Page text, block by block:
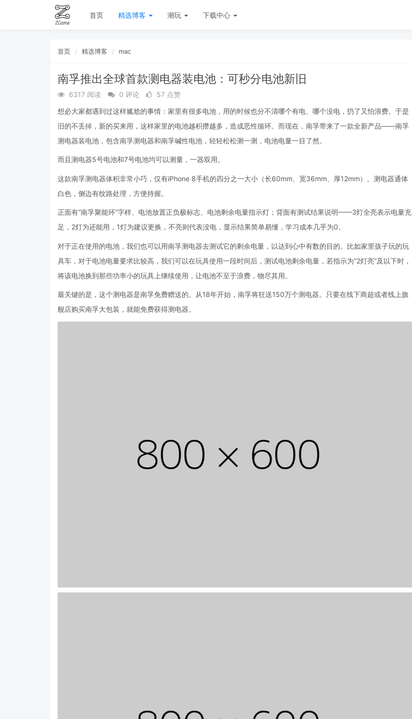
首页 精选博客 潮玩 下载中心
首页 精选博客 mac
南孚推出全球首款测电器装电池：可秒分电池新旧
6317 阅读 0 评论
57 点赞
想必大家都遇到过这样尴尬的事情：家里有很多电池，用的时候也分不清哪个有电、哪个没电，扔了又怕浪费。于是
旧的不丢掉，新的买来用，这样家里的电池越积攒越多，造成恶性循环。而现在，南孚带来了一款全新产品——南孚
测电器装电池，包含南孚测电器和南孚碱性电池，轻轻松松测一测，电池电量一目了然。
而且测电器5号电池和7号电池均可以测量，一器双用。
这款南孚测电器体积非常小巧，仅有iPhone 8手机的四分之一大小（长60mm、宽36mm、厚12mm）。测电器通体
白色，侧边有纹路处理，方便持握。
正面有“南孚聚能环”字样、电池放置正负极标志、电池剩余电量指示灯；背面有测试结果说明——3灯全亮表示电量充
足，2灯为还能用，1灯为建议更换，不亮则代表没电，显示结果简单易懂，学习成本几乎为0。
对于正在使用的电池，我们也可以用南孚测电器去测试它的剩余电量，以达到心中有数的目的。比如家里孩子玩的玩
具车，对于电池电量要求比较高，我们可以在玩具使用一段时间后，测试电池剩余电量，若指示为“2灯亮”及以下时，
将该电池换到那些功率小的玩具上继续使用，让电池不至于浪费，物尽其用。
最关键的是，这个测电器是南孚免费赠送的。从18年开始，南孚将狂送150万个测电器。只要在线下商超或者线上旗
舰店购买南孚大包装，就能免费获得测电器。